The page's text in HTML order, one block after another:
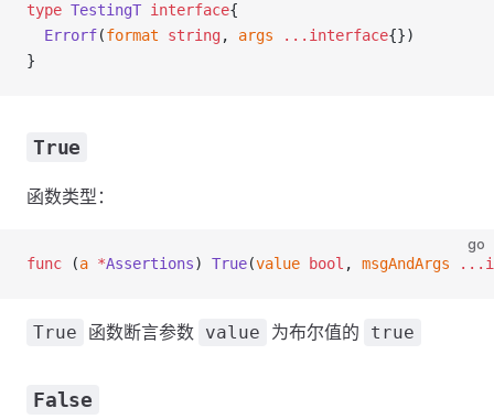
type TestingT interface{
  Errorf
(format string, args ... interface{})
}
True
函数类型：
go
func (a *Assertions) True(value bool , msgAndArgs ...
True 函数断言参数 value 为布尔值的 true
False